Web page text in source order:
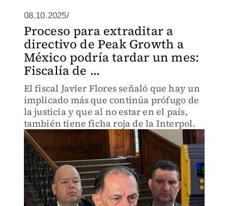
08.10.2025/
Proceso para extraditar a
directivo de Peak Growth a
México podría tardar un mes:
Fiscalía de ...
El fiscal Javier Flores señaló que hay un
implicado más que continúa prófugo de
la justicia y que al no estar en el país,
también tiene ficha roja de la Interpol.